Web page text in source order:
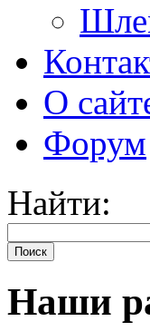
О
Форум
Найти:
Поиск
Наши